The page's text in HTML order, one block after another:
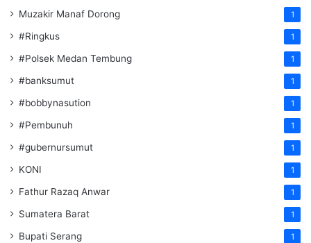
Muzakir Manaf Dorong 1
#Ringkus 1
#Polsek Medan Tembung 1
#banksumut 1
#bobbynasution 1
#Pembunuh 1
#gubernursumut 1
KONI 1
Fathur Razaq Anwar 1
Sumatera Barat 1
Bupati Serang 1